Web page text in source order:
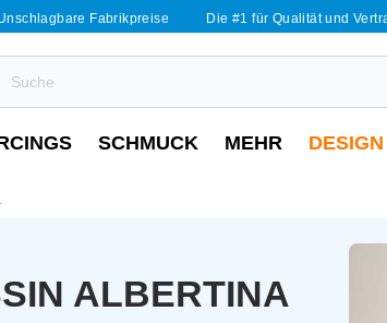
Fabrikpreise Die #1 für Qualität und
SCHMUCK MEHR
ALBERTINA